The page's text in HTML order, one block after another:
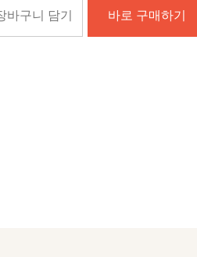
바구니 담기 바로 구매하기